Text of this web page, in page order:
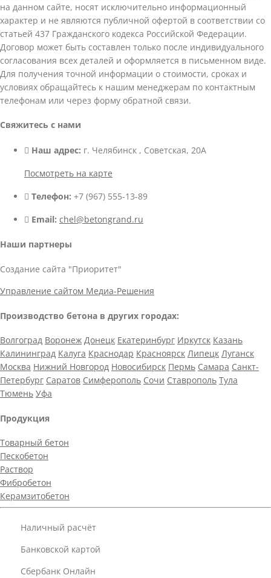
на данном сайте, носят исключительно информационный
характер и не являются публичной офертой в соответствии со
статьей 437 Гражданского кодекса Российской Федерации.
Договор может быть составлен только после индивидуального
согласования всех деталей и оформляется в письменном виде.
Для получения точной информации о стоимости, сроках и
условиях обращайтесь к нашим менеджерам по контактным
телефонам или через форму обратной связи.
Свяжитесь с нами
Наш адрес: г. Челябинск , Советская, 20А
Посмотреть на карте
Телефон: +7 (967) 555-13-89
Email: chel@betongrand.ru
Наши партнеры
Создание сайта "Приоритет"
Управление сайтом Медиа-Решения
Производство бетона в других городах:
Волгоград Воронеж Донецк Екатеринбург Иркутск Казань
Калининград Калуга Краснодар Красноярск Липецк Луганск
Москва Нижний Новгород Новосибирск Пермь Самара Санкт-
Петербург Саратов Симферополь Сочи Ставрополь Тула
Тюмень Уфа
Продукция
Товарный бетон
Пескобетон
Раствор
Фибробетон
Керамзитобетон
Наличный расчёт
Банковской картой
Сбербанк Онлайн